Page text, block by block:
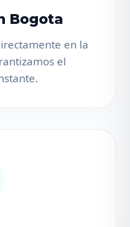
Bogota
en la
el